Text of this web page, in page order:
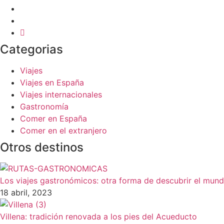
Categorias
Viajes
Viajes en España
Viajes internacionales
Gastronomía
Comer en España
Comer en el extranjero
Otros destinos
Los viajes gastronómicos: otra forma de descubrir el
18 abril, 2023
Villena: tradición renovada a los pies del Acueducto